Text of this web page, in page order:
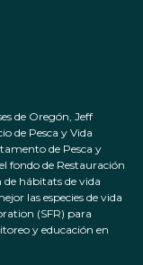
de Oregón, Jeff
de Pesca y Vida
de Pesca y
fondo de Restauración
de hábitats de vida
las especies de vida
(SFR) para
y educación en